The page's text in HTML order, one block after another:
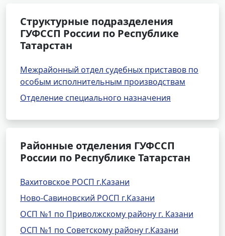
Структурные подразделения
ГУФССП России по Республике
Татарстан
Межрайонный отдел судебных приставов по
особым исполнительным производствам
Отделение специального назначения
Районные отделения ГУФССП
России по Республике Татарстан
Вахитовское РОСП г.Казани
Ново-Савиновский РОСП г.Казани
ОСП №1 по Приволжскому району г. Казани
ОСП №1 по Советскому району г.Казани